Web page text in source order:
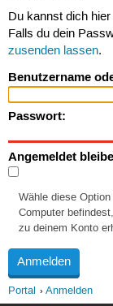
Du kannst dich
Falls du dein
zusenden lassen.
Benutzername
Passwort:
Angemeldet
Wähle diese
Computer
zu deinem Konto
Portal Anmelden